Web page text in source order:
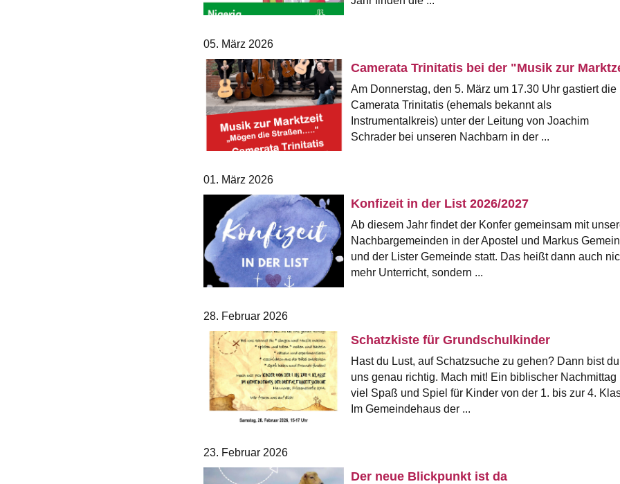
05. März 2026
Camerata Trinitatis bei der "Musik zur
Am Donnerstag, den 5. März um 17.30 Uhr gastiert die
Camerata Trinitatis (ehemals bekannt als
Instrumentalkreis) unter der Leitung von Joachim
Schrader bei unseren Nachbarn in der ...
01. März 2026
Konfizeit in der List 2026/2027
Ab diesem Jahr findet der Konfer gemeinsam mit
Nachbargemeinden in der Apostel und Markus
und der Lister Gemeinde statt. Das heißt dann auch
mehr Unterricht, sondern ...
28. Februar 2026
Schatzkiste für Grundschulkinder
Hast du Lust, auf Schatzsuche zu gehen? Dann bist
uns genau richtig. Mach mit! Ein biblischer Nachmittag
viel Spaß und Spiel für Kinder von der 1. bis zur 4.
Im Gemeindehaus der ...
23. Februar 2026
Der neue Blickpunkt ist da